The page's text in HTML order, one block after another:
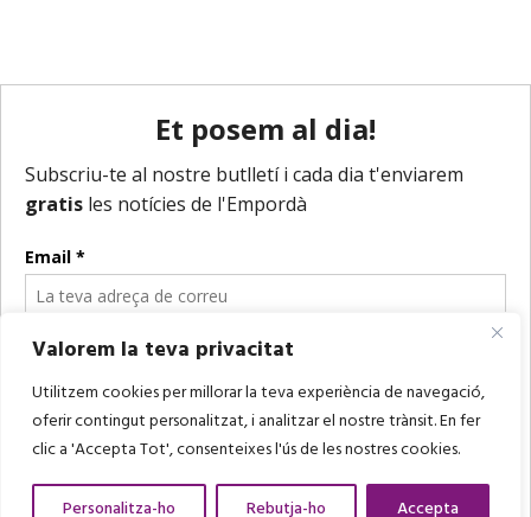
Valorem la teva privacitat
Utilitzem cookies per millorar la teva experiència de navegació,
oferir contingut personalitzat, i analitzar el nostre trànsit. En fer
clic a 'Accepta Tot', consenteixes l'ús de les nostres cookies.
Personalitza-ho Rebutja-ho Accepta